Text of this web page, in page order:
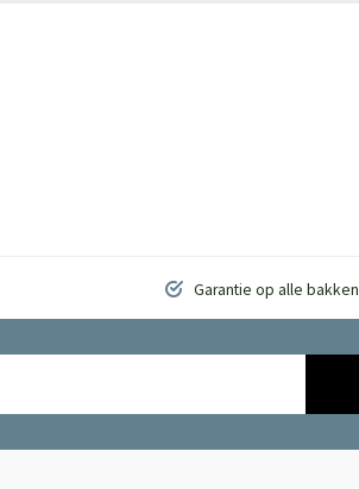
Garantie op alle bakken